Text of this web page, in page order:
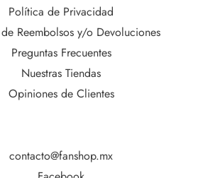
Política de Privacidad
Reembolsos y/o Devoluciones
Preguntas Frecuentes
Nuestras Tiendas
Opiniones de Clientes
contacto@fanshop.mx